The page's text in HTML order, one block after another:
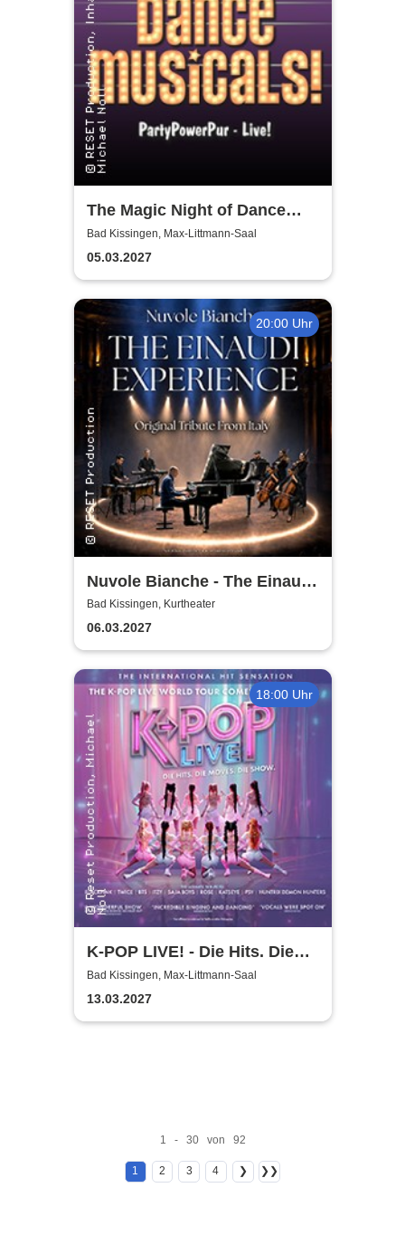
The Magic Night of Dance
Musicals
Bad Kissingen, Max-Littmann-Saal
05.03.2027
20:00 Uhr
Nuvole Bianche - The Einaudi
Experience - Original Tribute
from Italy
Bad Kissingen, Kurtheater
06.03.2027
18:00 Uhr
K-POP LIVE! - Die Hits. Die
Moves. Die Show.
Bad Kissingen, Max-Littmann-Saal
13.03.2027
1 - 30 von 92
1 2 3 4 ❯ ❯❯